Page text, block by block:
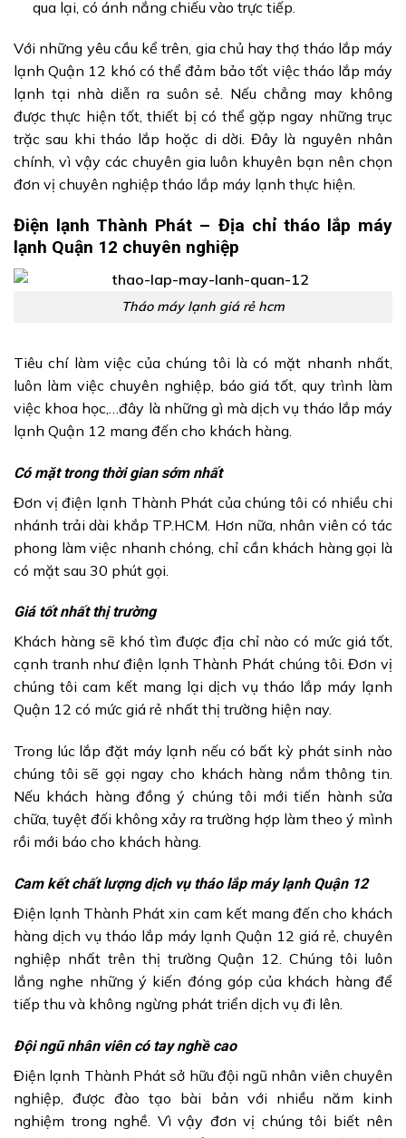
qua lại, có ánh nắng chiếu vào trực tiếp.
Với những yêu cầu kể trên, gia chủ hay thợ tháo lắp máy
lạnh Quận 12 khó có thể đảm bảo tốt việc tháo lắp máy
lạnh tại nhà diễn ra suôn sẻ. Nếu chẳng may không
được thực hiện tốt, thiết bị có thể gặp ngay những trục
trặc sau khi tháo lắp hoặc di dời. Đây là nguyên nhân
chính, vì vậy các chuyên gia luôn khuyên bạn nên chọn
đơn vị chuyên nghiệp tháo lắp máy lạnh thực hiện.
Điện lạnh Thành Phát – Địa chỉ tháo lắp máy
lạnh Quận 12 chuyên nghiệp
Tháo máy lạnh giá rẻ hcm
Tiêu chí làm việc của chúng tôi là có mặt nhanh nhất,
luôn làm việc chuyên nghiệp, báo giá tốt, quy trình làm
việc khoa học,…đây là những gì mà dịch vụ tháo lắp máy
lạnh Quận 12 mang đến cho khách hàng.
Có mặt trong thời gian sớm nhất
Đơn vị điện lạnh Thành Phát của chúng tôi có nhiều chi
nhánh trải dài khắp TP.HCM. Hơn nữa, nhân viên có tác
phong làm việc nhanh chóng, chỉ cần khách hàng gọi là
có mặt sau 30 phút gọi.
Giá tốt nhất thị trường
Khách hàng sẽ khó tìm được địa chỉ nào có mức giá tốt,
cạnh tranh như điện lạnh Thành Phát chúng tôi. Đơn vị
chúng tôi cam kết mang lại dịch vụ tháo lắp máy lạnh
Quận 12 có mức giá rẻ nhất thị trường hiện nay.
Trong lúc lắp đặt máy lạnh nếu có bất kỳ phát sinh nào
chúng tôi sẽ gọi ngay cho khách hàng nắm thông tin.
Nếu khách hàng đồng ý chúng tôi mới tiến hành sửa
chữa, tuyệt đối không xảy ra trường hợp làm theo ý mình
rồi mới báo cho khách hàng.
Cam kết chất lượng dịch vụ tháo lắp máy lạnh Quận 12
Điện lạnh Thành Phát xin cam kết mang đến cho khách
hàng dịch vụ tháo lắp máy lạnh Quận 12 giá rẻ, chuyên
nghiệp nhất trên thị trường Quận 12. Chúng tôi luôn
lắng nghe những ý kiến đóng góp của khách hàng để
tiếp thu và không ngừng phát triển dịch vụ đi lên.
Đội ngũ nhân viên có tay nghề cao
Điện lạnh Thành Phát sở hữu đội ngũ nhân viên chuyên
nghiệp, được đào tạo bài bản với nhiều năm kinh
nghiệm trong nghề. Vì vậy đơn vị chúng tôi biết nên